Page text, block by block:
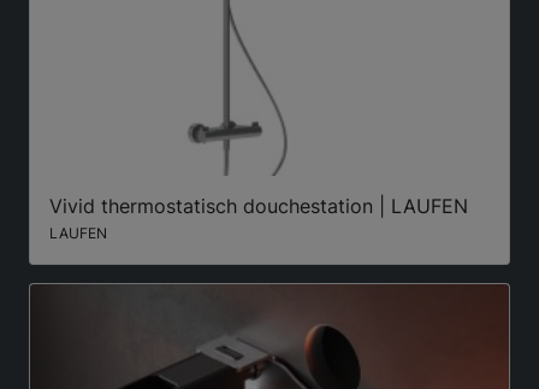
Vivid thermostatisch douchestation | LAUFEN
LAUFEN